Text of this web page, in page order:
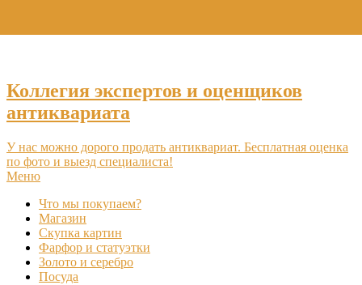
Коллегия экспертов и оценщиков
антиквариата
У нас можно дорого продать антиквариат. Бесплатная оценка
по фото и выезд специалиста!
Меню
Что мы покупаем?
Магазин
Скупка картин
Фарфор и статуэтки
Золото и серебро
Посуда